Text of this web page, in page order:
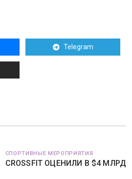
Telegram
СПОРТИВНЫЕ МЕРОПРИЯТИЯ
CROSSFIT ОЦЕНИЛИ В $4 МЛРД